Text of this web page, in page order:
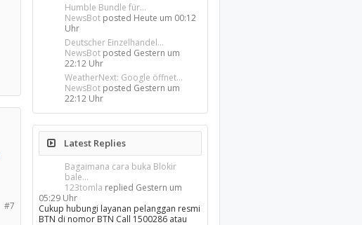
#7
Humble Bundle für...
NewsBot posted Heute um 00:12
Uhr
Deutscher Einzelhandel...
NewsBot posted Gestern um
22:12 Uhr
WeatherNext: Google öffnet...
NewsBot posted Gestern um
22:12 Uhr
Latest Replies
Bagaimana cara buka Blokir
bale...
123tomla replied Gestern um
05:29 Uhr
Cukup hubungi layanan pelanggan resmi
BTN di nomor BTN Call 1500286 atau